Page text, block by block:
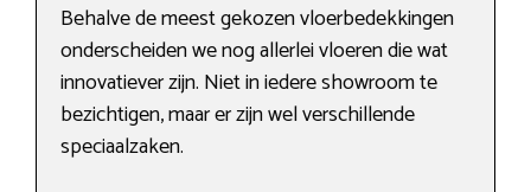
Behalve de meest gekozen vloerbedekkingen
onderscheiden we nog allerlei vloeren die wat
innovatiever zijn. Niet in iedere showroom te
bezichtigen, maar er zijn wel verschillende
speciaalzaken.